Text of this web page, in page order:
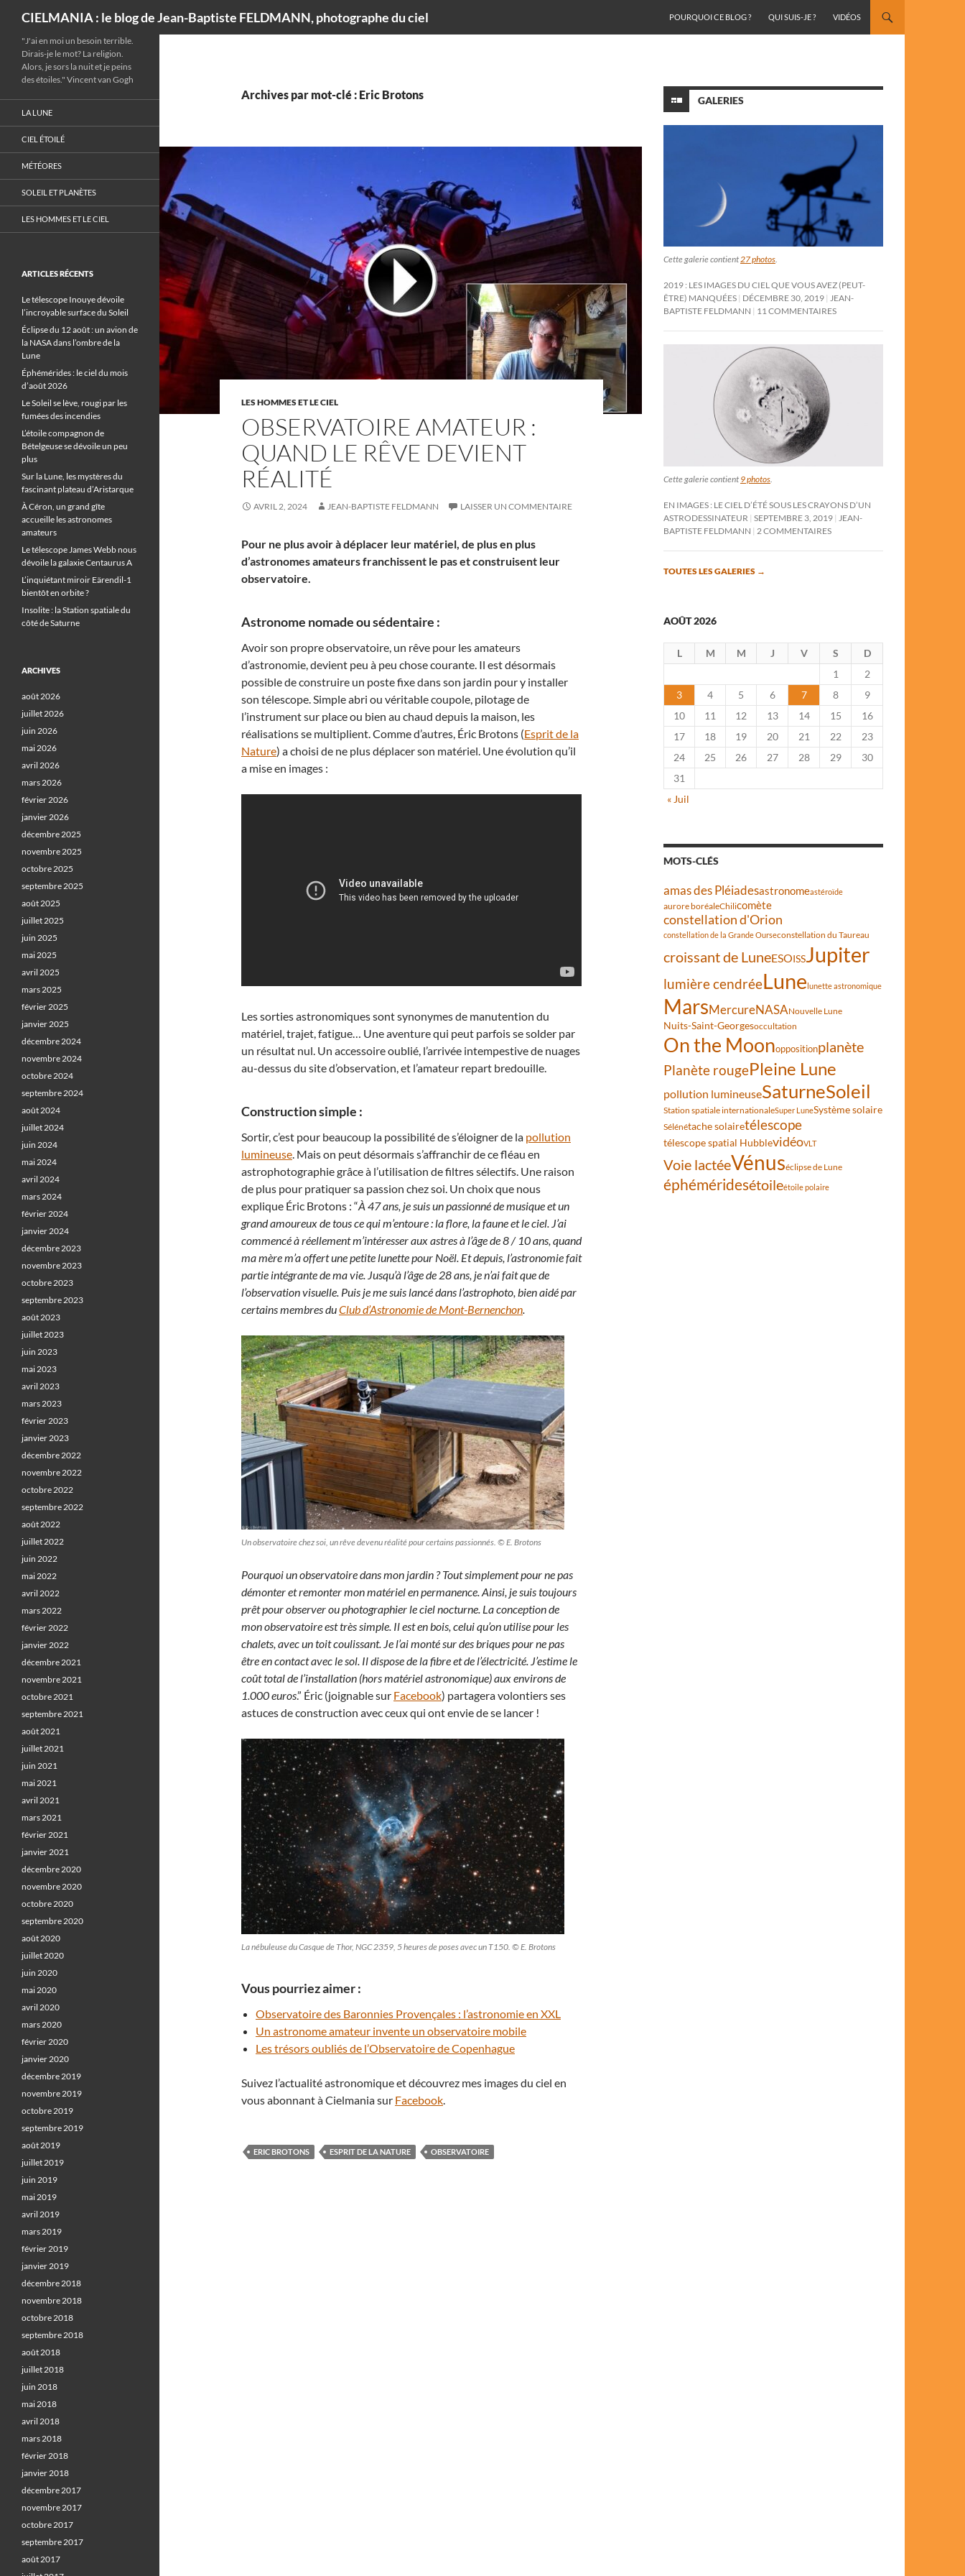
CIELMANIA : le blog de Jean-Baptiste FELDMANN, photographe du ciel
POURQUOI CE BLOG ?
QUI SUIS-JE ? VIDÉOS
Archives par mot-clé : Eric Brotons
LES HOMMES ET LE CIEL
OBSERVATOIRE AMATEUR :
QUAND LE RÊVE DEVIENT
RÉALITÉ
AVRIL 2, 2024 JEAN-BAPTISTE FELDMANN LAISSER UN COMMENTAIRE
Pour ne plus avoir à déplacer leur matériel, de plus en plus
d’astronomes amateurs franchissent le pas et construisent leur
observatoire.
Astronome nomade ou sédentaire :
Avoir son propre observatoire, un rêve pour les amateurs
d’astronomie, devient peu à peu chose courante. Il est désormais
possible de construire un poste fixe dans son jardin pour y installer
son télescope. Simple abri ou véritable coupole, pilotage de
l’instrument sur place ou bien au chaud depuis la maison, les
réalisations se multiplient. Comme d’autres, Éric Brotons (Esprit de la
Nature) a choisi de ne plus déplacer son matériel. Une évolution qu’il
a mise en images :
Les sorties astronomiques sont synonymes de manutention du
matériel, trajet, fatigue… Une aventure qui peut parfois se solder par
un résultat nul. Un accessoire oublié, l’arrivée intempestive de nuages
au-dessus du site d’observation, et l’amateur repart bredouille.
Construction simple :
Sortir, c’est pour beaucoup la possibilité de s’éloigner de la pollution
lumineuse. Mais on peut désormais s’affranchir de ce fléau en
astrophotographie grâce à l’utilisation de filtres sélectifs. Une raison
de plus pour pratiquer sa passion chez soi. Un choix que nous
explique Éric Brotons : “À 47 ans, je suis un passionné de musique et un
grand amoureux de tous ce qui m’entoure : la flore, la faune et le ciel. J’ai
commencé à réellement m’intéresser aux astres à l’âge de 8 / 10 ans, quand
ma mère m’a offert une petite lunette pour Noël. Et depuis, l’astronomie fait
partie intégrante de ma vie. Jusqu’à l’âge de 28 ans, je n’ai fait que de
l’observation visuelle. Puis je me suis lancé dans l’astrophoto, bien aidé par
certains membres duClub d’Astronomie de Mont-Bernenchon.
Un observatoire chez soi, un rêve devenu réalité pour certains passionnés. © E. Brotons
Pourquoi un observatoire dans mon jardin ? Tout simplement pour ne pas
démonter et remonter mon matériel en permanence. Ainsi, je suis toujours
prêt pour observer ou photographier le ciel nocturne. La conception de
mon observatoire est très simple. Il est en bois, celui qu’on utilise pour les
chalets, avec un toit coulissant. Je l’ai monté sur des briques pour ne pas
être en contact avec le sol. Il dispose de la fibre et de l’électricité. J’estime le
coût total de l’installation (hors matériel astronomique) aux environs de
1.000 euros.” Éric (joignable sur Facebook) partagera volontiers ses
astuces de construction avec ceux qui ont envie de se lancer !
La nébuleuse du Casque de Thor, NGC 2359, 5 heures de poses avec un T150. © E. Brotons
Vous pourriez aimer :
Observatoire des Baronnies Provençales : l’astronomie en XXL
Un astronome amateur invente un observatoire mobile
Les trésors oubliés de l’Observatoire de Copenhague
Suivez l’actualité astronomique et découvrez mes images du ciel en
vous abonnant à Cielmania sur Facebook.
ERIC BROTONS ESPRIT DE LA NATURE OBSERVATOIRE
GALERIES
Cette galerie contient27 photos.
2019 : LES IMAGES DU CIEL QUE VOUS AVEZ (PEUT-
ÊTRE) MANQUÉES DÉCEMBRE 30, 2019 JEAN-
BAPTISTE FELDMANN
11 COMMENTAIRES
Cette galerie contient 9 photos
EN IMAGES : LE CIEL D’ÉTÉ SOUS LES CRAYONS D’UN
ASTRODESSINATEUR SEPTEMBRE 3, 2019
JEAN-
BAPTISTE FELDMANN
2 COMMENTAIRES
TOUTES LES GALERIES →
AOÛT 2026
L M M J V S
D
1
2
3
4 5 6 7 8
9
10
11 12 13 14 15
16
17
18 19 20 21 22
23
24
25 26 27 28 29
30
31
« Juil
MOTS-CLÉS
amas des Pléiadesastronomeastéroïde
aurore boréaleChilicomète
constellation d'Orion
constellation de la Grande Ourseconstellation du Taureau
croissant de LuneESOISSJupiter
lumière cendréeLunelunette astronomique
MarsMercureNASANouvelle Lune
Nuits-Saint-Georgesoccultation
On the Moonoppositionplanète
Planète rougePleine Lune
pollution lumineuseSaturneSoleil
Station spatiale internationaleSuper LuneSystème solaire
Sélénétache solairetélescope
télescope spatial HubblevidéoVLT
Voie lactéeVénuséclipse de Lune
éphéméridesétoileétoile polaire
"J'ai en moi un besoin terrible.
Dirais-je le mot? La religion.
Alors, je sors la nuit et je peins
des étoiles." Vincent van Gogh
LA LUNE
CIEL ÉTOILÉ
MÉTÉORES
SOLEIL ET PLANÈTES
LES HOMMES ET LE CIEL
ARTICLES RÉCENTS
Le télescope Inouye dévoile
l’incroyable surface du Soleil
Éclipse du 12 août : un avion de
la NASA dans l’ombre de la
Lune
Éphémérides : le ciel du mois
d’août 2026
Le Soleil se lève, rougi par les
fumées des incendies
L’étoile compagnon de
Bételgeuse se dévoile un peu
plus
Sur la Lune, les mystères du
fascinant plateau d’Aristarque
À Céron, un grand gîte
accueille les astronomes
amateurs
Le télescope James Webb nous
dévoile la galaxie Centaurus A
L’inquiétant miroir Eärendil-1
bientôt en orbite ?
Insolite : la Station spatiale du
côté de Saturne
ARCHIVES
août 2026
juillet 2026
juin 2026
mai 2026
avril 2026
mars 2026
février 2026
janvier 2026
décembre 2025
novembre 2025
octobre 2025
septembre 2025
août 2025
juillet 2025
juin 2025
mai 2025
avril 2025
mars 2025
février 2025
janvier 2025
décembre 2024
novembre 2024
octobre 2024
septembre 2024
août 2024
juillet 2024
juin 2024
mai 2024
avril 2024
mars 2024
février 2024
janvier 2024
décembre 2023
novembre 2023
octobre 2023
septembre 2023
août 2023
juillet 2023
juin 2023
mai 2023
avril 2023
mars 2023
février 2023
janvier 2023
décembre 2022
novembre 2022
octobre 2022
septembre 2022
août 2022
juillet 2022
juin 2022
mai 2022
avril 2022
mars 2022
février 2022
janvier 2022
décembre 2021
novembre 2021
octobre 2021
septembre 2021
août 2021
juillet 2021
juin 2021
mai 2021
avril 2021
mars 2021
février 2021
janvier 2021
décembre 2020
novembre 2020
octobre 2020
septembre 2020
août 2020
juillet 2020
juin 2020
mai 2020
avril 2020
mars 2020
février 2020
janvier 2020
décembre 2019
novembre 2019
octobre 2019
septembre 2019
août 2019
juillet 2019
juin 2019
mai 2019
avril 2019
mars 2019
février 2019
janvier 2019
décembre 2018
novembre 2018
octobre 2018
septembre 2018
août 2018
juillet 2018
juin 2018
mai 2018
avril 2018
mars 2018
février 2018
janvier 2018
décembre 2017
novembre 2017
octobre 2017
septembre 2017
août 2017